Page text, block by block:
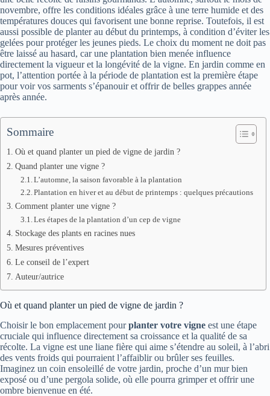
novembre, offre les conditions idéales grâce à une terre humide et des
températures douces qui favorisent une bonne reprise. Toutefois, il est
aussi possible de planter au début du printemps, à condition d’éviter les
gelées pour protéger les jeunes pieds. Le choix du moment ne doit pas
être laissé au hasard, car une plantation bien menée influence
directement la vigueur et la longévité de la vigne. En jardin comme en
pot, l’attention portée à la période de plantation est la première étape
pour voir vos sarments s’épanouir et offrir de belles grappes année
après année.
Sommaire
Où et quand planter un pied de vigne de jardin ?
Quand planter une vigne ?
L’automne, la saison favorable à la plantation
Plantation en hiver et au début de printemps : quelques précautions
Comment planter une vigne ?
Les étapes de la plantation d’un cep de vigne
Stockage des plants en racines nues
Mesures préventives
Le conseil de l’expert
Auteur/autrice
Où et quand planter un pied de vigne de jardin ?
Choisir le bon emplacement pourplanter votre vigne est une étape
cruciale qui influence directement sa croissance et la qualité de sa
récolte. La vigne est une liane fière qui aime s’étendre au soleil, à l’abri
des vents froids qui pourraient l’affaiblir ou brûler ses feuilles.
Imaginez un coin ensoleillé de votre jardin, proche d’un mur bien
exposé ou d’une pergola solide, où elle pourra grimper et offrir une
ombre bienvenue en été.